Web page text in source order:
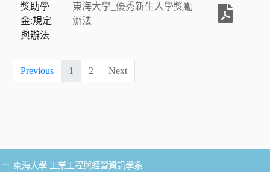
獎助學
金:規定
與辦法
東海大學_優秀新生入學獎勵
辦法
Previous 1 2 Next
::: 東海大學 工業工程與經營資訊學系